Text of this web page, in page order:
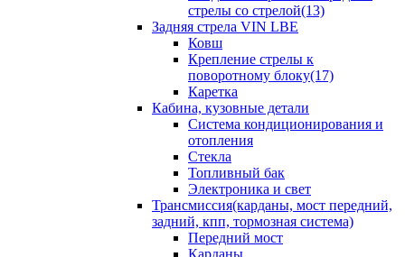
стрелы со стрелой(13)
Задняя стрела VIN LBE
Ковш
Крепление стрелы к
поворотному блоку(17)
Каретка
Кабина, кузовные детали
Система кондиционирования и
отопления
Стекла
Топливный бак
Электроника и свет
Трансмиссия(карданы, мост передний,
задний, кпп, тормозная система)
Передний мост
Карданы